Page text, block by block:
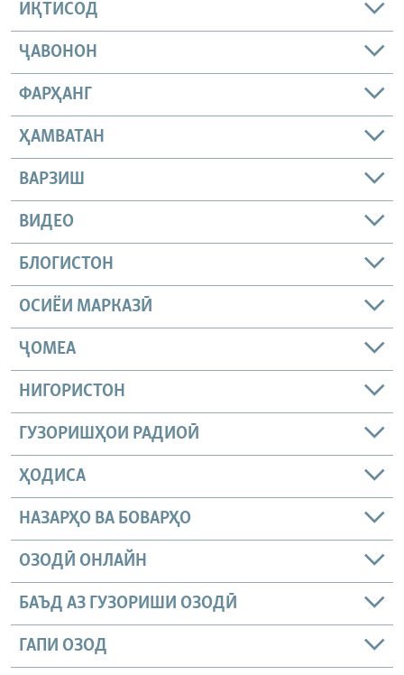
ИҚТИСОД
ҶАВОНОН
ФАРҲАНГ
ҲАМВАТАН
ВАРЗИШ
ВИДЕО
БЛОГИСТОН
ОСИЁИ МАРКАЗӢ
ҶОМEА
НИГОРИСТОН
ГУЗОРИШҲОИ РАДИОӢ
ҲОДИСА
НАЗАРҲО ВА БОВАРҲО
ОЗОДӢ ОНЛАЙН
БАЪД АЗ ГУЗОРИШИ ОЗОДӢ
ГАПИ ОЗОД